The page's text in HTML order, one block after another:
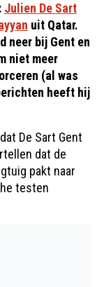
: Julien De Sart
uit Qatar.
neer bij Gent en
niet meer
(al was
heeft hij
De Sart Gent
dat de
pakt naar
testen